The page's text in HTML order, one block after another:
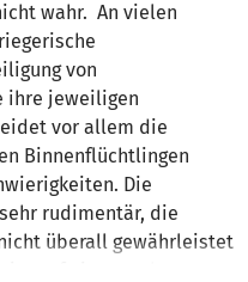
wahr. An vielen
von
ihre jeweiligen
vor allem die
Binnenflüchtlingen
Die
rudimentär, die
überall gewährleistet